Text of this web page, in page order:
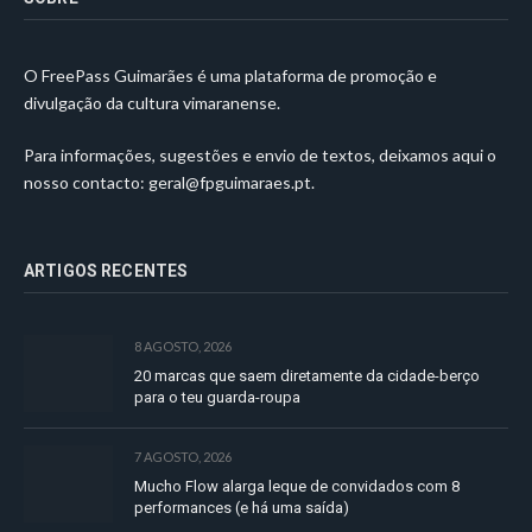
O FreePass Guimarães é uma plataforma de promoção e
divulgação da cultura vimaranense.
Para informações, sugestões e envio de textos, deixamos aqui o
nosso contacto: geral@fpguimaraes.pt.
ARTIGOS RECENTES
8 AGOSTO, 2026
20 marcas que saem diretamente da cidade-berço
para o teu guarda-roupa
7 AGOSTO, 2026
Mucho Flow alarga leque de convidados com 8
performances (e há uma saída)